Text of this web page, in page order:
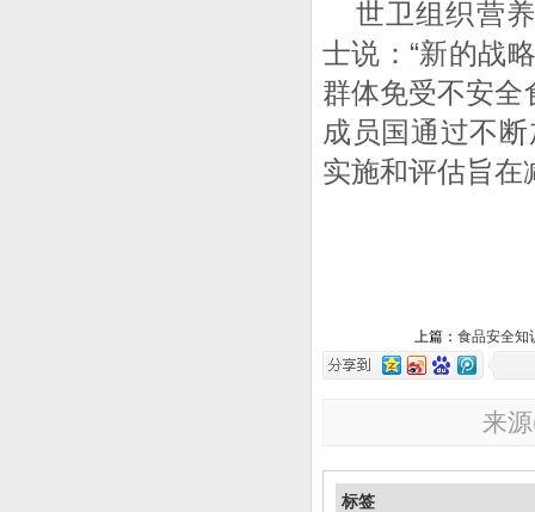
世卫组织营
士说：“新的战
群体免受不安全
成员国通过不
实施和评估旨在
上篇： 食品安全知
来
标签